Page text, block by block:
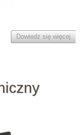
Dowiedz się więcej